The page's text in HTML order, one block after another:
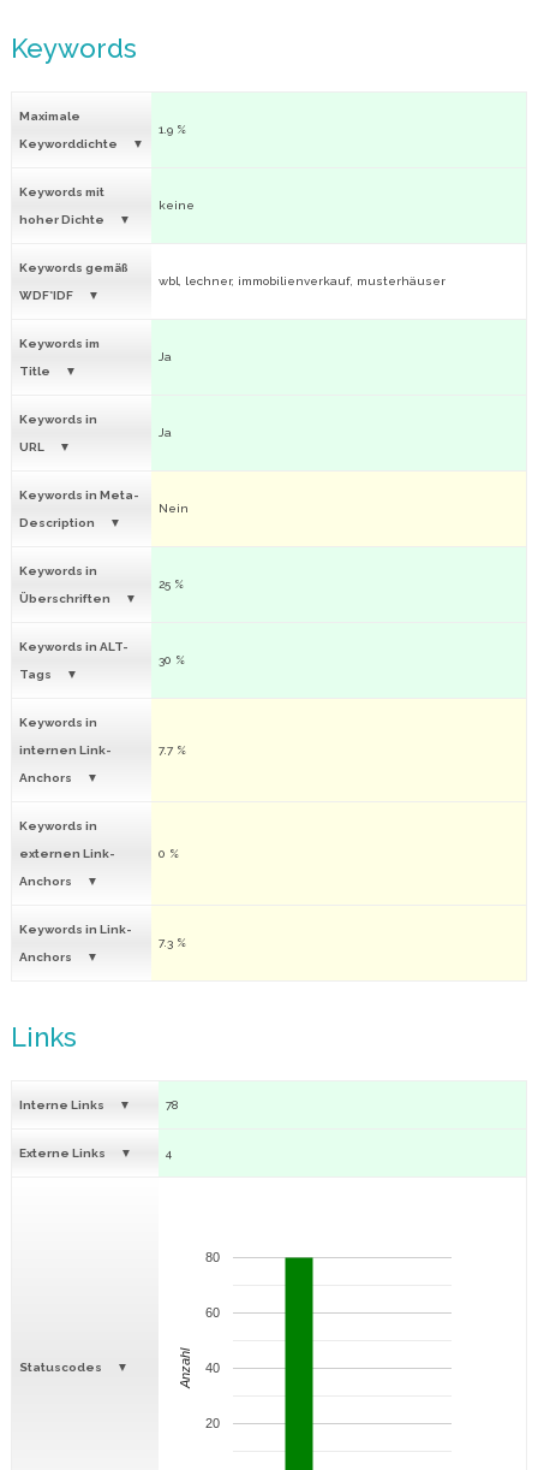
Keywords
Maximale
Keyworddichte
1.9 %
Keywords mit
hoher Dichte
keine
Keywords gemäß
WDF*IDF
wbl, lechner, immobilienverkauf, musterhäuser
Keywords im
Title
Ja
Keywords in
URL
Ja
Keywords in Meta-
Description
Nein
Keywords in
Überschriften
25 %
Keywords in ALT-
Tags
30 %
Keywords in
internen Link-
Anchors
7.7 %
Keywords in
externen Link-
Anchors
0 %
Keywords in Link-
Anchors
7.3 %
Links
Interne Links 78
Externe Links 4
Statuscodes
20
40
60
80
Anzahl